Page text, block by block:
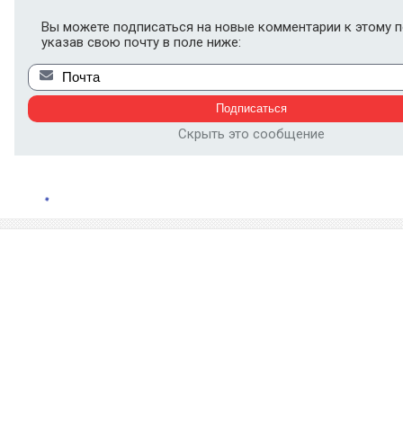
Вы можете подписаться на новые комментарии к этому
указав свою почту в поле ниже:
Скрыть это сообщение